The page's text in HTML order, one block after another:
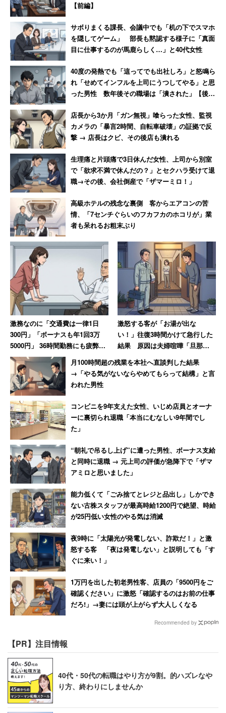
【前編】
サボりまくる課長、会議中でも「机の下でスマホ
を隠してゲーム」 部長も黙認する様子に「真面
目に仕事するのが馬鹿らしく…」と40代女性
40度の発熱でも「這ってでも出社しろ」と怒鳴ら
れ「せめてインフルを上司にうつしてやる」と思
った男性 数年後その職場は「潰された」【後
店長から3か月「ガン無視」喰らった女性、監視
カメラの「暴言2時間、自転車破壊」の証拠で反
撃 → 店長はクビ、その後店も潰れる
生理痛と片頭痛で3日休んだ女性、上司から別室
で「欲求不満で休んだの？」とセクハラ受けて退
職→その後、会社倒産で「ザマーミロ！」
高級ホテルの残念な裏側 客からエアコンの苦
情、「7センチぐらいのフカフカのホコリが」業
者も呆れるお粗末ぶり
激務なのに「交通費は一律1日
300円」「ボーナスも年1回3万
5000円」 36時間勤務にも疲弊し
て辞めた女性「3年以上続いてい
る人はいないらしい」
激怒する客が「お湯が出な
い！」往復3時間かけて急行した
結果 原因は夫婦喧嘩「旦那が
入浴中に奥さんがスイッチを切
っただけ」
月100時間超の残業を本社へ直談判した結果
→「やる気がないならやめてもらって結構」と言
われた男性
コンビニを9年支えた女性、いじめ店員とオーナ
ーに裏切られ退職「本当にむなしい9年間でし
た」
“朝礼で吊るし上げ”に遭った男性、ボーナス支給
と同時に退職 → 元上司の評価が急降下で「ザマ
アミロと思いました」
能力低くて「ごみ捨てとレジと品出し」しかでき
ない古株スタッフが最高時給1200円で絶望、時給
が25円低い女性のやる気は消滅
夜9時に「太陽光が発電しない、詐欺だ！」と激
怒する客 「夜は発電しない」と説明しても「す
ぐに来い！」
1万円を出した初老男性客、店員の「9500円をご
確認ください」に激怒「確認するのはお前の仕事
だろ!」→妻には頭が上がらず大人しくなる
Recommended by
【PR】注目情報
40代・50代の転職はやり方が9割。的ハズレなや
り方、終わりにしませんか